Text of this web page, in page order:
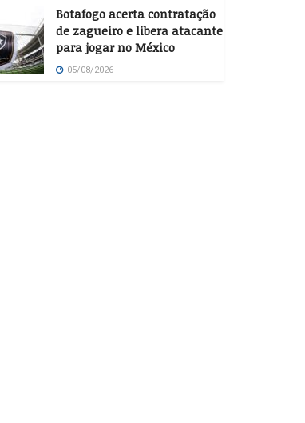
Botafogo acerta contratação
de zagueiro e libera atacante
para jogar no México
05/08/2026